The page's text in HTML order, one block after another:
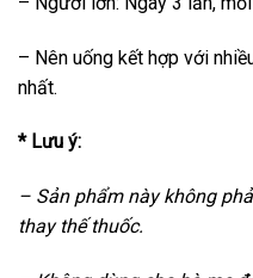
– Nên uống kết hợp với
nhất.
* Lưu ý:
– Sản phẩm này không
thay thế thuốc.